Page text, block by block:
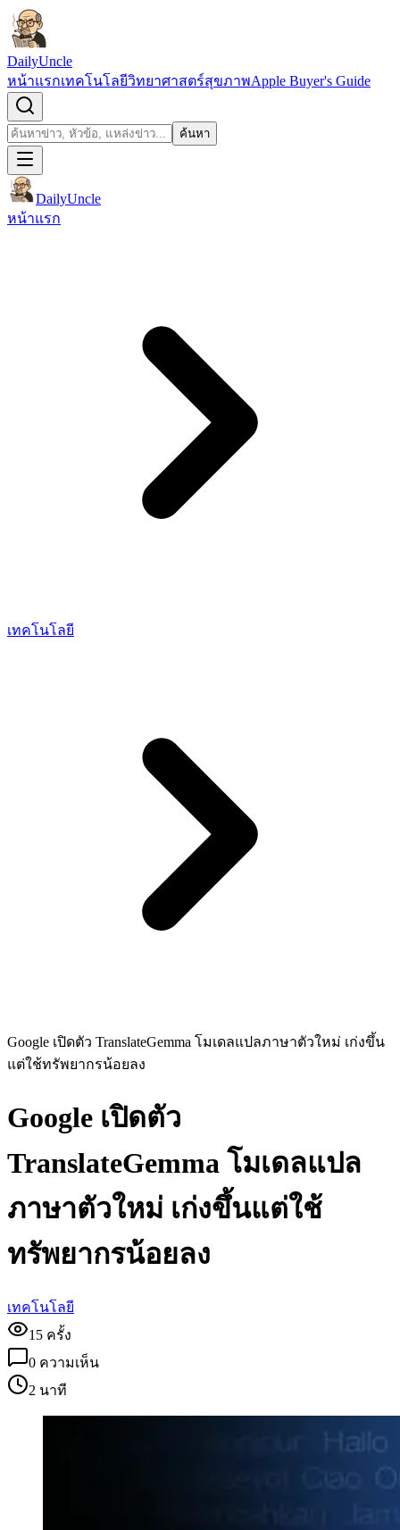
ข้ามไปยังเนื้อหา
DailyUncle
หน้าแรกเทคโนโลยีวิทยาศาสตร์สุขภาพApple Buyer's Guide
ค้นหา ค้นหา
DailyUncle
หน้าแรก
เทคโนโลยี
Google เปิดตัว TranslateGemma โมเดลแปลภาษาตัวใหม่ เก่งขึ้น
แต่ใช้ทรัพยากรน้อยลง
Google เปิดตัว
TranslateGemma โมเดลแปล
ภาษาตัวใหม่ เก่งขึ้นแต่ใช้
ทรัพยากรน้อยลง
เทคโนโลยี
15 ครั้ง
0 ความเห็น
2 นาที